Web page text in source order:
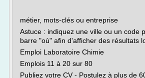
métier, mots-clés ou entreprise
Astuce : indiquez une ville ou un code
barre "où" afin d'afficher des résultats
Emploi Laboratoire Chimie
Emplois 11 à 20 sur 80
Publiez votre CV - Postulez à plus de